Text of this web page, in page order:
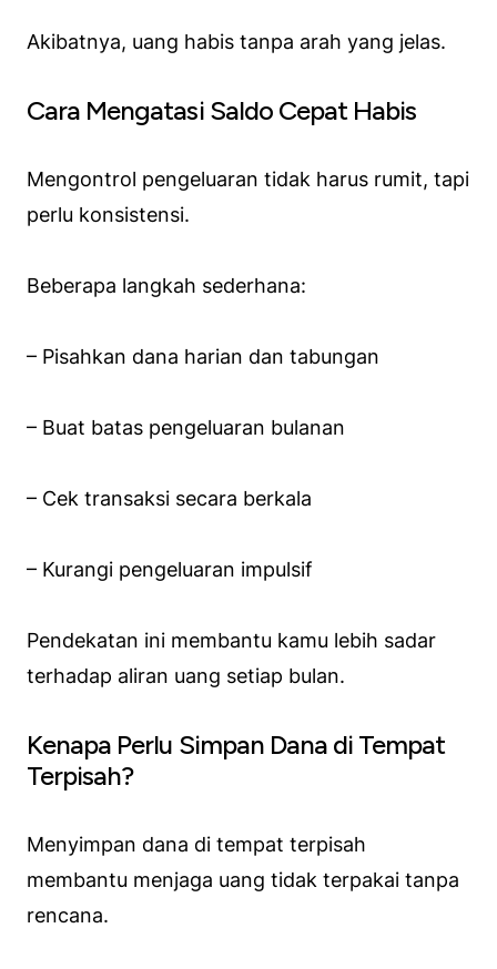
Akibatnya, uang habis tanpa arah yang jelas.
Cara Mengatasi Saldo Cepat Habis
Mengontrol pengeluaran tidak harus rumit, tapi
perlu konsistensi.
Beberapa langkah sederhana:
– Pisahkan dana harian dan tabungan
– Buat batas pengeluaran bulanan
– Cek transaksi secara berkala
– Kurangi pengeluaran impulsif
Pendekatan ini membantu kamu lebih sadar
terhadap aliran uang setiap bulan.
Kenapa Perlu Simpan Dana di Tempat
Terpisah?
Menyimpan dana di tempat terpisah
membantu menjaga uang tidak terpakai tanpa
rencana.